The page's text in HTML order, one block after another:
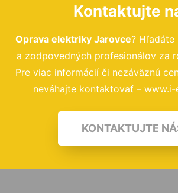
Kontaktujte
Oprava elektriky Jarovce? Hľadáte
a zodpovedných profesionálov za
Pre viac informácií či nezáväznú
neváhajte kontaktovať – www.i-
KONTAKTUJTE